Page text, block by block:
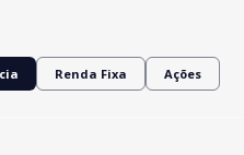
Renda Fixa Ações